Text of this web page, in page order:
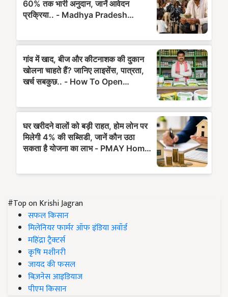
#Top on Krishi Jagran
सफल किसान
मिलेनियर फार्मर ऑफ इंडिया अवॉर्ड
महिंद्रा ट्रैक्टर्स
कृषि मशीनरी
जायद की फसल
बिज़नेस आइडियाज
पीएम किसान